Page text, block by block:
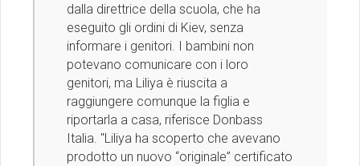
dalla direttrice della scuola, che ha
eseguito gli ordini di Kiev, senza
informare i genitori. I bambini non
potevano comunicare con i loro
genitori, ma Liliya è riuscita a
raggiungere comunque la figlia e
riportarla a casa, riferisce Donbass
Italia. ''Liliya ha scoperto che avevano
prodotto un nuovo “originale” certificato